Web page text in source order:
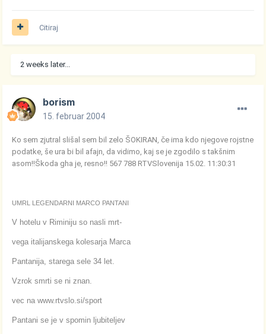
Citiraj
2 weeks later...
borism
15. februar 2004
Ko sem zjutral slišal sem bil zelo ŠOKIRAN, če ima kdo njegove rojstne
podatke, še ura bi bil afajn, da vidimo, kaj se je zgodilo s takšnim
asom!!Škoda gha je, resno!! 567 788 RTVSlovenija 15.02. 11:30:31
UMRL LEGENDARNI MARCO PANTANI
V hotelu v Riminiju so nasli mrt-
vega italijanskega kolesarja Marca
Pantanija, starega sele 34 let.
Vzrok smrti se ni znan.
vec na www.rtvslo.si/sport
Pantani se je v spomin ljubiteljev